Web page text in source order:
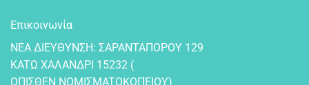
Επικοινωνία
NEA ΔIEYΘYNΣH: ΣAPANTAΠOPOY 129
KATΩ XAΛANΔPI 15232 (
OΠIΣΘEN NOMIΣMATOKOΠEIOY)